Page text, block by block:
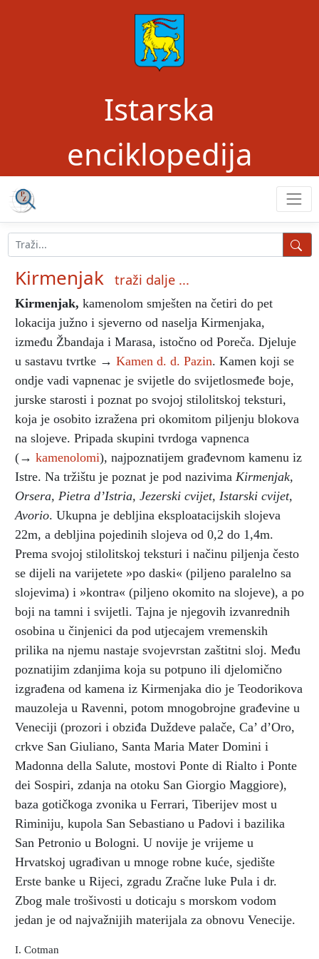
Istarska
enciklopedija
Kirmenjak traži dalje ...
Kirmenjak, kamenolom smješten na četiri do pet
lokacija južno i sjeverno od naselja Kirmenjaka,
između Žbandaja i Marasa, istočno od Poreča. Djeluje
u sastavu tvrtke → Kamen d. d. Pazin. Kamen koji se
ondje vadi vapnenac je svijetle do svijetlosmeđe boje,
jurske starosti i poznat po svojoj stilolitskoj teksturi,
koja je osobito izražena pri okomitom piljenju blokova
na slojeve. Pripada skupini tvrdoga vapnenca
(→ kamenolomi), najpoznatijem građevnom kamenu iz
Istre. Na tržištu je poznat je pod nazivima Kirmenjak,
Orsera, Pietra d’Istria, Jezerski cvijet, Istarski cvijet,
Avorio. Ukupna je debljina eksploatacijskih slojeva
22m, a debljina pojedinih slojeva od 0,2 do 1,4m.
Prema svojoj stilolitskoj teksturi i načinu piljenja često
se dijeli na varijetete »po daski« (piljeno paralelno sa
slojevima) i »kontra« (piljeno okomito na slojeve), a po
boji na tamni i svijetli. Tajna je njegovih izvanrednih
osobina u činjenici da pod utjecajem vremenskih
prilika na njemu nastaje svojevrstan zaštitni sloj. Među
poznatijim zdanjima koja su potpuno ili djelomično
izgrađena od kamena iz Kirmenjaka dio je Teodorikova
mauzoleja u Ravenni, potom mnogobrojne građevine u
Veneciji (prozori i obziđa Duždeve palače, Ca’ d’Oro,
crkve San Giuliano, Santa Maria Mater Domini i
Madonna della Salute, mostovi Ponte di Rialto i Ponte
dei Sospiri, zdanja na otoku San Giorgio Maggiore),
baza gotičkoga zvonika u Ferrari, Tiberijev most u
Riminiju, kupola San Sebastiano u Padovi i bazilika
San Petronio u Bologni. U novije je vrijeme u
Hrvatskoj ugrađivan u mnoge robne kuće, sjedište
Erste banke u Rijeci, zgradu Zračne luke Pula i dr.
Zbog male trošivosti u doticaju s morskom vodom
jedan je od najvažnijih materijala za obnovu Venecije.
I. Cotman